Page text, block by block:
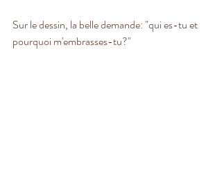
Sur le dessin, la belle demande: "qui es-tu et
pourquoi m'embrasses-tu?"